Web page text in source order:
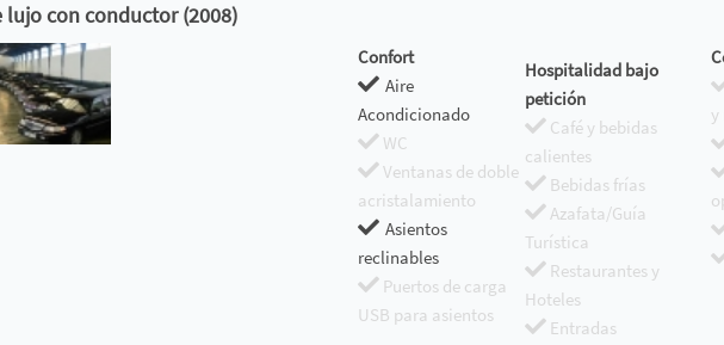
con conductor (2008)
Confort
Aire
Acondicionado
WC
Ventanas de doble
acristalamiento
Asientos
reclinables
Puertos de carga
USB para asientos
Hospitalidad bajo
petición
Café y bebidas
calientes
Bebidas frías
Azafata/Guía
Turística
Restaurantes y
Hoteles
Entradas
y